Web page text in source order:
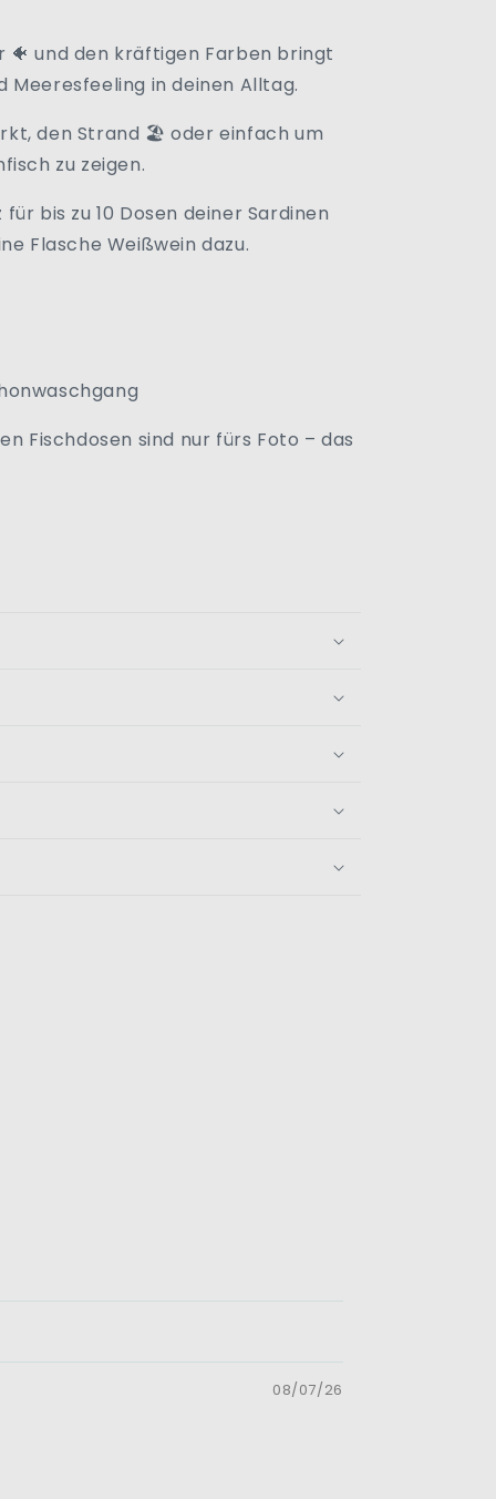
und den kräftigen Farben bringt
Meeresfeeling in deinen Alltag.
den Strand 🏖️ oder einfach um
zu zeigen.
für bis zu 10 Dosen deiner Sardinen
Flasche Weißwein dazu.
Fischdosen sind nur fürs Foto – das
08/07/26